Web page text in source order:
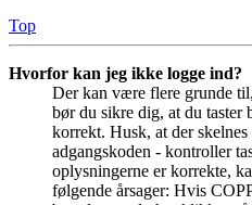
Top
Hvorfor kan jeg ikke logge ind?
Der kan være flere grunde
bør du sikre dig, at du taster
korrekt. Husk, at der
adgangskoden - kontroller
oplysningerne er korrekte,
følgende årsager: Hvis